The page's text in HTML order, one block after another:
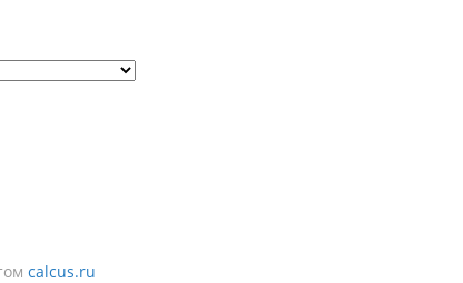
calcus.ru